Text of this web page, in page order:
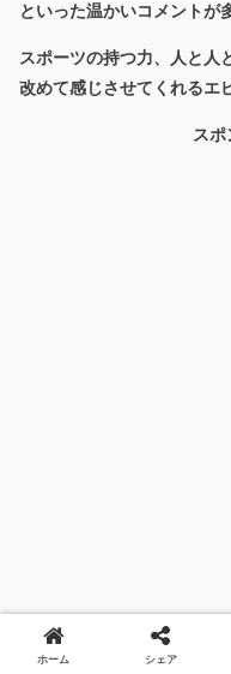
といった温かいコメントが
スポーツの持つ力、人と人
改めて感じさせてくれるエ
スポ
ホーム シェア